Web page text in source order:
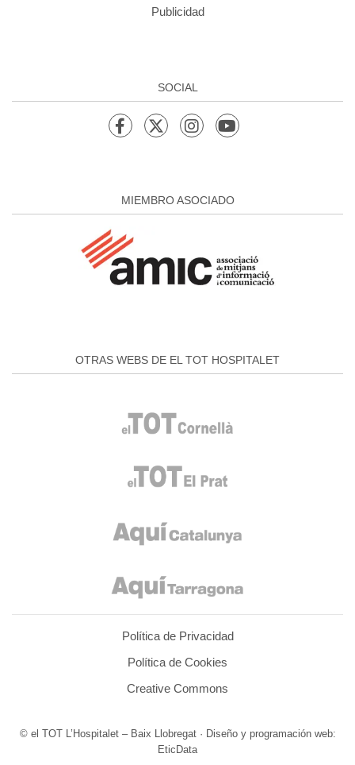
Publicidad
SOCIAL
MIEMBRO ASOCIADO
OTRAS WEBS DE EL TOT HOSPITALET
Política de Privacidad
Política de Cookies
Creative Commons
© el TOT L’Hospitalet – Baix Llobregat · Diseño y programación web:
EticData